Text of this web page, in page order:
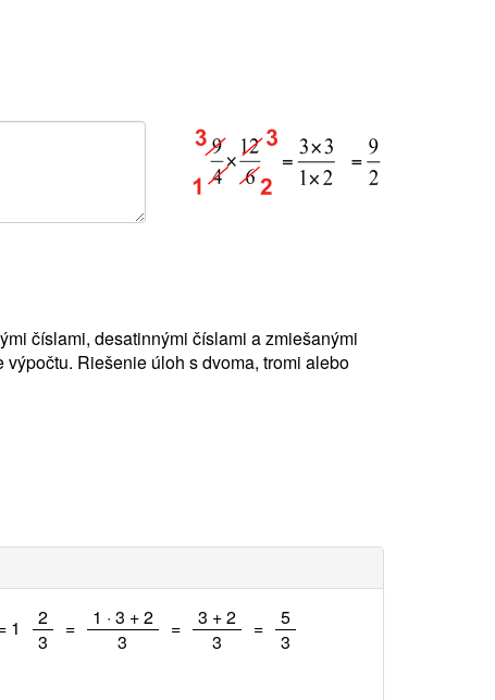
číslami, desatinnými číslami a zmiešanými
Riešenie úloh s dvoma, tromi alebo
1 2
3
= 1 · 3 + 2
3
= 3 + 2
3
= 5
3